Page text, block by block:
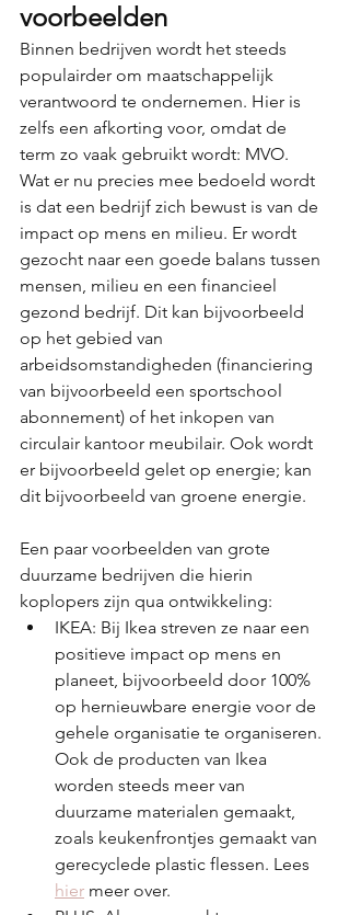
voorbeelden
Binnen bedrijven wordt het steeds
populairder om maatschappelijk
verantwoord te ondernemen. Hier is
zelfs een afkorting voor, omdat de
term zo vaak gebruikt wordt: MVO.
Wat er nu precies mee bedoeld wordt
is dat een bedrijf zich bewust is van de
impact op mens en milieu. Er wordt
gezocht naar een goede balans tussen
mensen, milieu en een financieel
gezond bedrijf. Dit kan bijvoorbeeld
op het gebied van
arbeidsomstandigheden (financiering
van bijvoorbeeld een sportschool
abonnement) of het inkopen van
circulair kantoor meubilair. Ook wordt
er bijvoorbeeld gelet op energie; kan
dit bijvoorbeeld van groene energie.
Een paar voorbeelden van grote
duurzame bedrijven die hierin
koplopers zijn qua ontwikkeling:
IKEA: Bij Ikea streven ze naar een
positieve impact op mens en
planeet, bijvoorbeeld door 100%
op hernieuwbare energie voor de
gehele organisatie te organiseren.
Ook de producten van Ikea
worden steeds meer van
duurzame materialen gemaakt,
zoals keukenfrontjes gemaakt van
gerecyclede plastic flessen. Lees
hier meer over.